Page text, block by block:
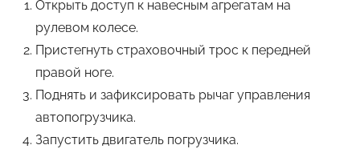
Открыть доступ к навесным агрегатам на
рулевом колесе.
Пристегнуть страховочный трос к передней
правой ноге.
Поднять и зафиксировать рычаг управления
автопогрузчика.
Запустить двигатель погрузчика.